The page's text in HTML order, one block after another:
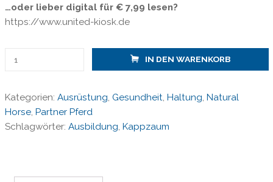
…oder lieber digital für € 7,99 lesen?
https://www.united-kiosk.de
2017/
Kappzäume
im
IN DEN WARENKORB
Kategorien: Ausrüstung, Gesundheit, Haltung, Natural
Horse, Partner Pferd
Schlagwörter: Ausbildung, Kappzaum